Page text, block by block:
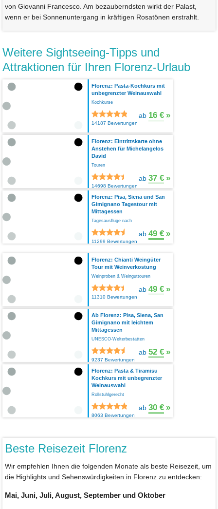
von Giovanni Francesco. Am bezauberndsten wirkt der Palast,
wenn er bei Sonnenuntergang in kräftigen Rosatönen erstrahlt.
Weitere Sightseeing-Tipps und
Attraktionen für Ihren Florenz-Urlaub
Florenz: Pasta-Kochkurs mit
unbegrenzter Weinauswahl
Kochkurse
14187 Bewertungen
ab 16 € »
Florenz: Eintrittskarte ohne
Anstehen für Michelangelos
David
Touren
14698 Bewertungen
ab 37 € »
Florenz: Pisa, Siena und San
Gimignano Tagestour mit
Mittagessen
Tagesausflüge nach
11299 Bewertungen
ab 49 € »
Florenz: Chianti Weingüter
Tour mit Weinverkostung
Weinproben & Weinguttouren
11310 Bewertungen
ab 49 € »
Ab Florenz: Pisa, Siena, San
Gimignano mit leichtem
Mittagessen
UNESCO-Welterbestätten
9237 Bewertungen
ab 52 € »
Florenz: Pasta & Tiramisu
Kochkurs mit unbegrenzter
Weinauswahl
Rollstuhlgerecht
8063 Bewertungen
ab 30 € »
Beste Reisezeit Florenz
Wir empfehlen Ihnen die folgenden Monate als beste Reisezeit, um
die Highlights und Sehenswürdigkeiten in Florenz zu entdecken:
Mai, Juni, Juli, August, September und Oktober